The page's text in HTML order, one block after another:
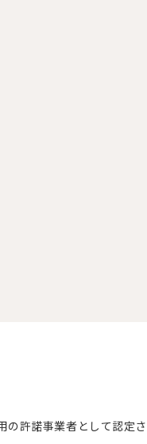
許諾事業者として認定さ